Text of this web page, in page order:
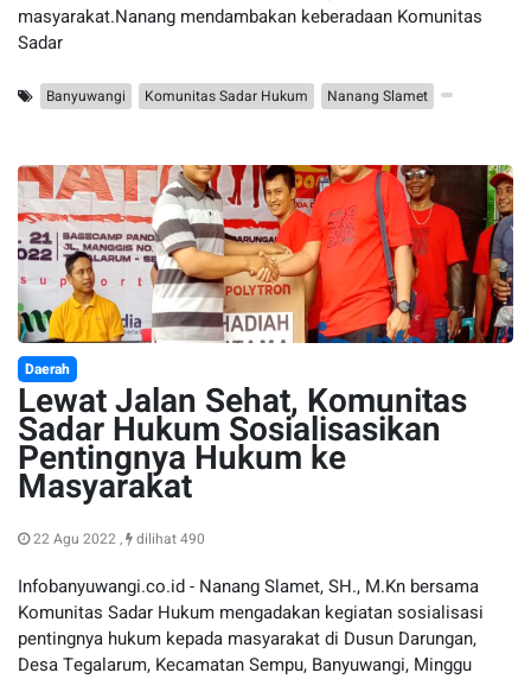
masyarakat.Nanang mendambakan keberadaan Komunitas
Sadar
Banyuwangi Komunitas Sadar Hukum Nanang Slamet
Daerah
Lewat Jalan Sehat, Komunitas
Sadar Hukum Sosialisasikan
Pentingnya Hukum ke
Masyarakat
22 Agu 2022 , dilihat 490
Infobanyuwangi.co.id - Nanang Slamet, SH., M.Kn bersama
Komunitas Sadar Hukum mengadakan kegiatan sosialisasi
pentingnya hukum kepada masyarakat di Dusun Darungan,
Desa Tegalarum, Kecamatan Sempu, Banyuwangi, Minggu